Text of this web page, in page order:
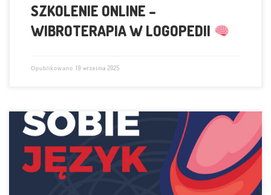
SZKOLENIE ONLINE –
WIBROTERAPIA W LOGOPEDII
Opublikowano 19 września 2025
AFAZJANIE rzucają wyzwanie Naukowym Kołom Logopedycznym w
Polsce na ŁAMAŃCA JĘZYKOWEGO Zapraszamy do zabawy Naukowe
Koło Logopedyczne „Mowa bez wad” – Uniwersytet Zielonogórski
otrzymało pierwszą nominację Czekamy na ich odpowiedź Logopedki